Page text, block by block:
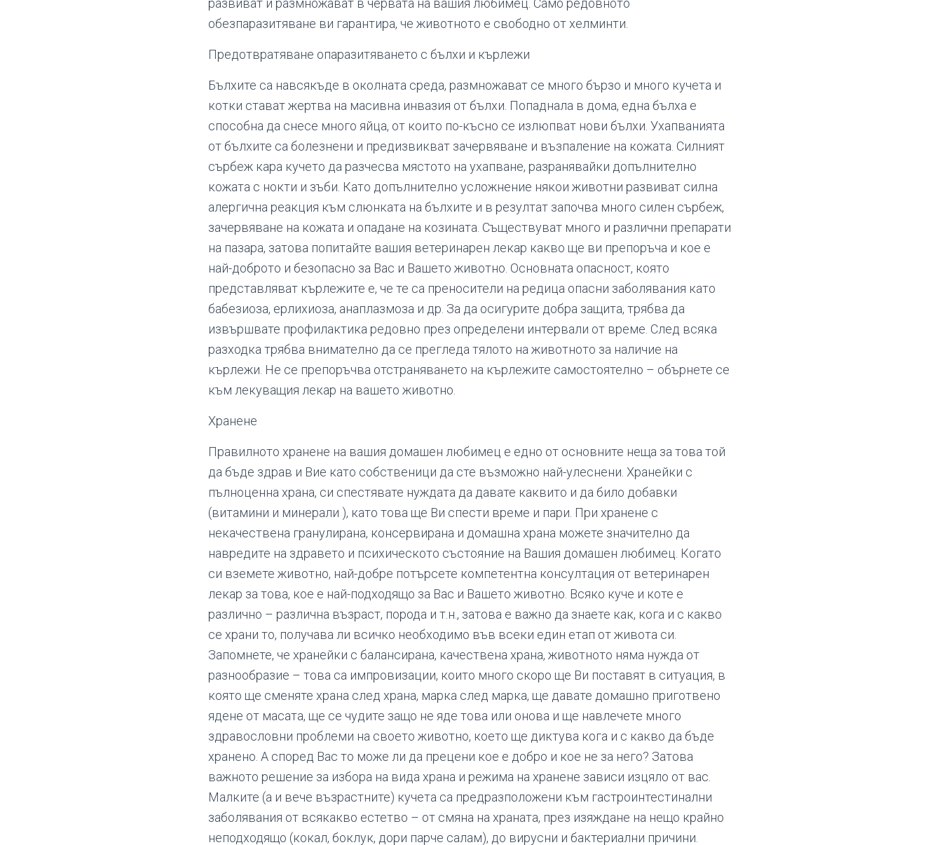
развиват и размножават в червата на вашия любимец. Само редовното
обезпаразитяване ви гарантира, че животното е свободно от хелминти.
Предотвратяване опаразитяването с бълхи и кърлежи
Бълхите са навсякъде в околната среда, размножават се много бързо и много кучета и
котки стават жертва на масивна инвазия от бълхи. Попаднала в дома, една бълха е
способна да снесе много яйца, от които по-късно се излюпват нови бълхи. Ухапванията
от бълхите са болезнени и предизвикват зачервяване и възпаление на кожата. Силният
сърбеж кара кучето да разчесва мястото на ухапване, разранявайки допълнително
кожата с нокти и зъби. Като допълнително усложнение някои животни развиват силна
алергична реакция към слюнката на бълхите и в резултат започва много силен сърбеж,
зачервяване на кожата и опадане на козината. Съществуват много и различни препарати
на пазара, затова попитайте вашия ветеринарен лекар какво ще ви препоръча и кое е
най-доброто и безопасно за Вас и Вашето животно. Основната опасност, която
представляват кърлежите е, че те са преносители на редица опасни заболявания като
бабезиоза, ерлихиоза, анаплазмоза и др. За да осигурите добра защита, трябва да
извършвате профилактика редовно през определени интервали от време. След всяка
разходка трябва внимателно да се прегледа тялото на животното за наличие на
кърлежи. Не се препоръчва отстраняването на кърлежите самостоятелно – обърнете се
към лекуващия лекар на вашето животно.
Хранене
Правилното хранене на вашия домашен любимец е едно от основните неща за това той
да бъде здрав и Вие като собственици да сте възможно най-улеснени. Хранейки с
пълноценна храна, си спестявате нуждата да давате каквито и да било добавки
(витамини и минерали ), като това ще Ви спести време и пари. При хранене с
некачествена гранулирана, консервирана и домашна храна можете значително да
навредите на здравето и психическото състояние на Вашия домашен любимец. Когато
си вземете животно, най-добре потърсете компетентна консултация от ветеринарен
лекар за това, кое е най-подходящо за Вас и Вашето животно. Всяко куче и коте е
различно – различна възраст, порода и т.н., затова е важно да знаете как, кога и с какво
се храни то, получава ли всичко необходимо във всеки един етап от живота си.
Запомнете, че хранейки с балансирана, качествена храна, животното няма нужда от
разнообразие – това са импровизации, които много скоро ще Ви поставят в ситуация, в
която ще сменяте храна след храна, марка след марка, ще давате домашно приготвено
ядене от масата, ще се чудите защо не яде това или онова и ще навлечете много
здравословни проблеми на своето животно, което ще диктува кога и с какво да бъде
хранено. А според Вас то може ли да прецени кое е добро и кое не за него? Затова
важното решение за избора на вида храна и режима на хранене зависи изцяло от вас.
Малките (а и вече възрастните) кучета са предразположени към гастроинтестинални
заболявания от всякакво естетво – от смяна на храната, през изяждане на нещо крайно
неподходящо (кокал, боклук, дори парче салам), до вирусни и бактериални причини.